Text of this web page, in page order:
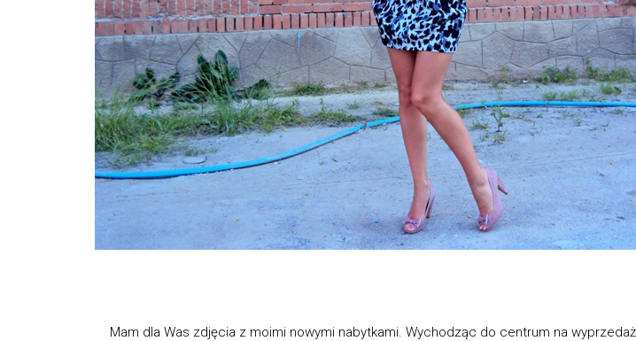
Mam dla Was zdjęcia z moimi nowymi nabytkami. Wychodząc do centrum na